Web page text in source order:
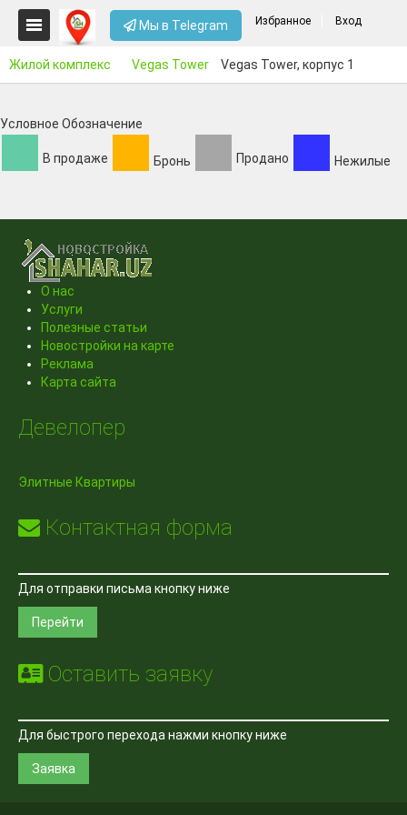
Мы в Telegram Избранное Вход
Жилой комплекс Vegas Tower Vegas Tower, корпус 1
Условное Обозначение
В продаже Бронь Продано Нежилые
О нас
Услуги
Полезные статьи
Новостройки на карте
Реклама
Карта сайта
Девелопер
Элитные Квартиры
Контактная форма
Для отправки письма кнопку ниже
Перейти
Оставить заявку
Для быстрого перехода нажми кнопку ниже
Заявка